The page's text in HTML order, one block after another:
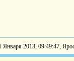
Января 2013, 09:49:47,